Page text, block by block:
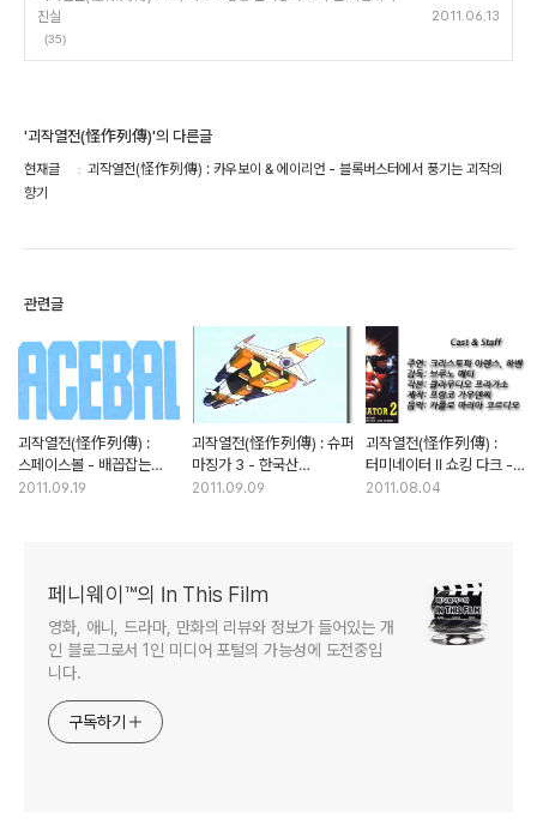
진실
(35)
2011.06.13
'괴작열전(怪作列傳)'의 다른글
현재글
괴작열전(怪作列傳) : 카우보이 & 에이리언 - 블록버스터에서 풍기는 괴작의
향기
관련글
괴작열전(怪作列傳) :
스페이스볼 - 배꼽잡는
스타워즈 패러디 (1부)
2011.09.19
괴작열전(怪作列傳) : 슈퍼
마징가 3 - 한국산
마징가의 흑역사
2011.09.09
괴작열전(怪作列傳) :
터미네이터 II 쇼킹 다크 -
충격과 공포의 짝퉁속편
2011.08.04
페니웨이™의 In This Film
영화, 애니, 드라마, 만화의 리뷰와 정보가 들어있는 개
인 블로그로서 1인 미디어 포털의 가능성에 도전중입
니다.
구독하기